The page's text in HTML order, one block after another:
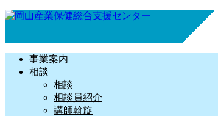
事業案内
相談
相談
相談員紹介
講師斡旋